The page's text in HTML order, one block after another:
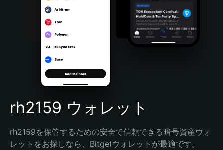
Bahasa Indonesia
Português (Brasil)
Español (Argentina)
rh2159 ウォレット
rh2159を保管するための安全で信頼できる暗号資産ウォ
レットをお探しなら、Bitgetウォレットが最適です。